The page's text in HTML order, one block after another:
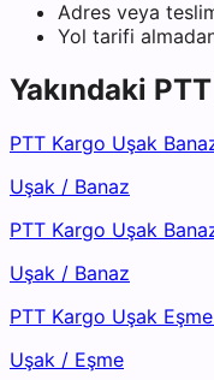
Adres veya
Yol tarifi
Yakındaki
PTT Kargo Uşak
Uşak / Banaz
PTT Kargo Uşak
Uşak / Banaz
PTT Kargo Uşak
Uşak / Eşme